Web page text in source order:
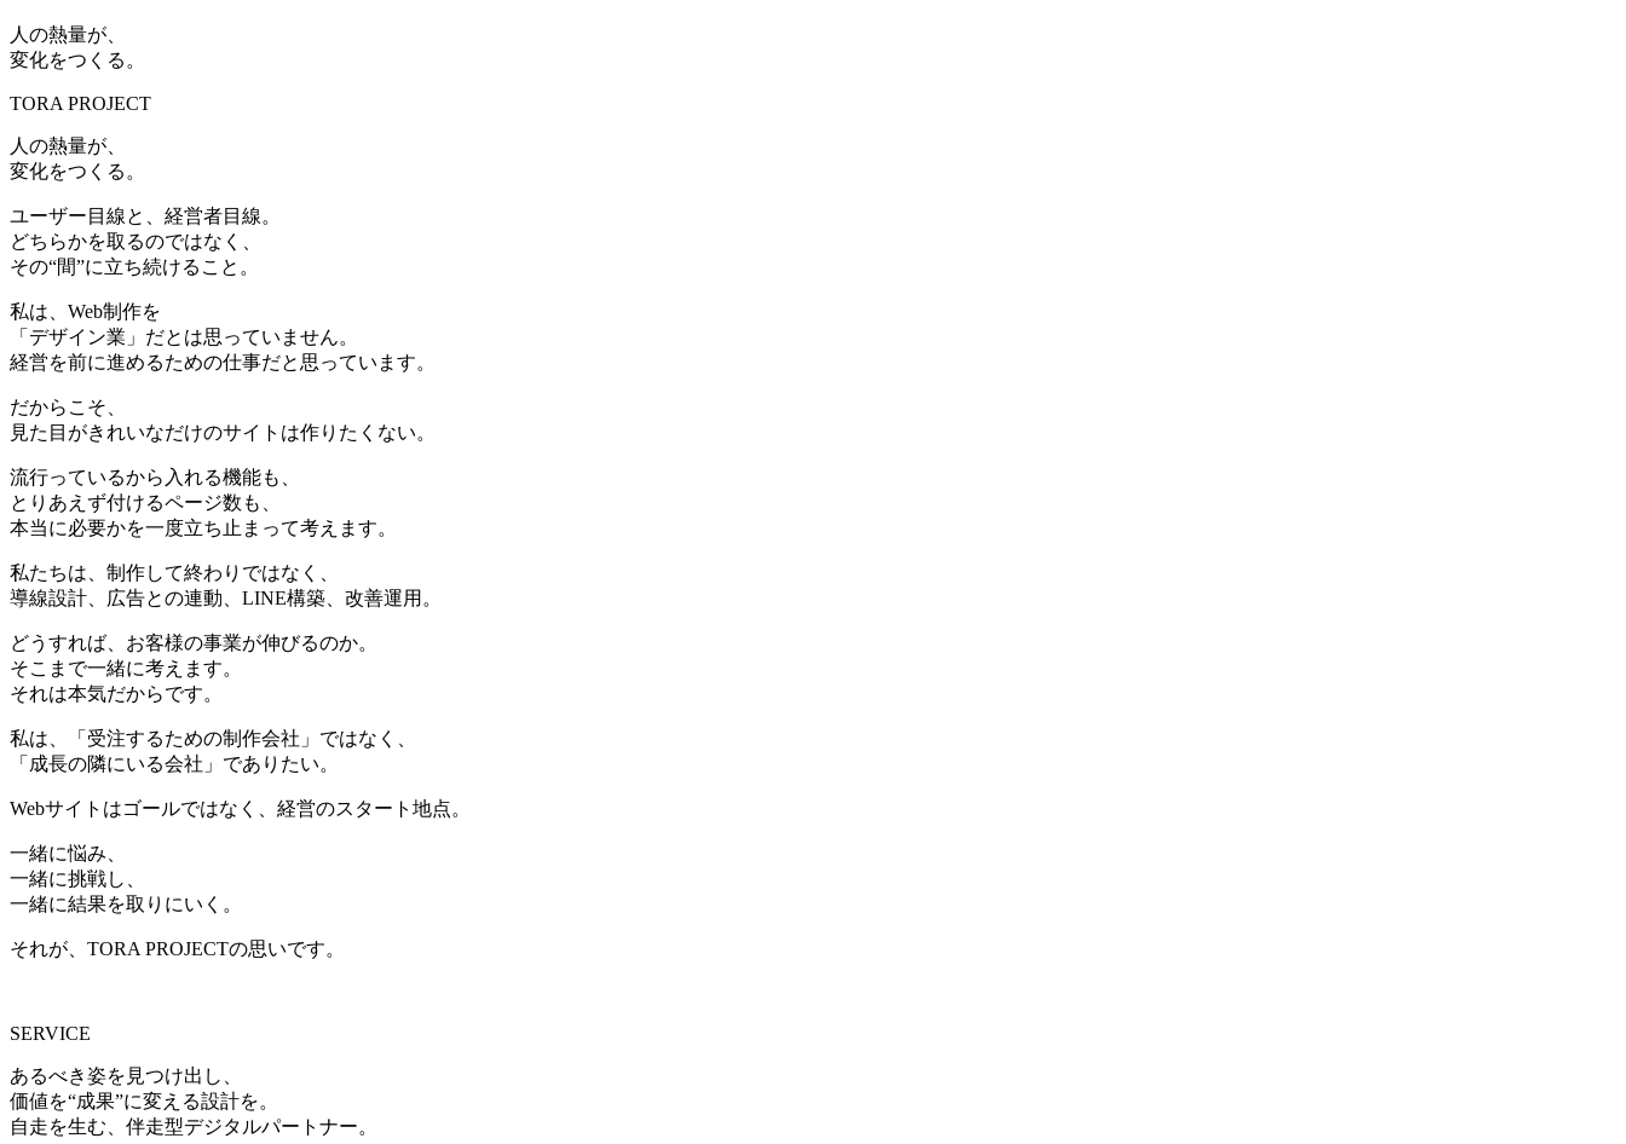
人の熱量が、
変化をつくる。
TORA PROJECT
人の熱量が、
変化をつくる。
ユーザー目線と、経営者目線。
どちらかを取るのではなく、
その“間”に立ち続けること。
私は、Web制作を
「デザイン業」だとは思っていません。
経営を前に進めるための仕事だと思っています。
だからこそ、
見た目がきれいなだけのサイトは作りたくない。
流行っているから入れる機能も、
とりあえず付けるページ数も、
本当に必要かを一度立ち止まって考えます。
私たちは、制作して終わりではなく、
導線設計、広告との連動、LINE構築、改善運用。
どうすれば、お客様の事業が伸びるのか。
そこまで一緒に考えます。
それは本気だからです。
私は、「受注するための制作会社」ではなく、
「成長の隣にいる会社」でありたい。
Webサイトはゴールではなく、経営のスタート地点。
一緒に悩み、
一緒に挑戦し、
一緒に結果を取りにいく。
それが、TORA PROJECTの思いです。
SERVICE
あるべき姿を見つけ出し、
価値を“成果”に変える設計を。
自走を生む、伴走型デジタルパートナー。